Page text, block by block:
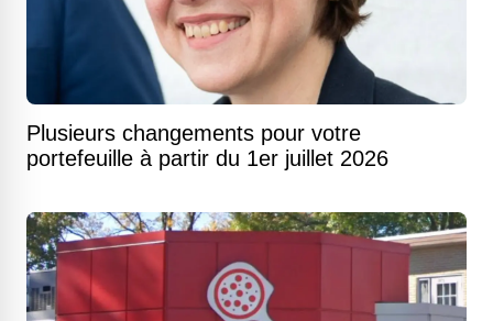
Plusieurs changements pour votre
portefeuille à partir du 1er juillet 2026